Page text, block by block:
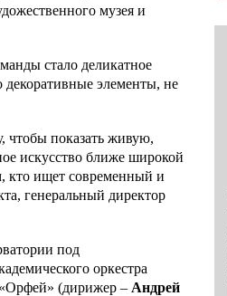
музея и
стало деликатное
декоративные элементы, не
чтобы показать живую,
искусство ближе широкой
кто ищет современный и
генеральный директор
под
оркестра
(дирижер – Андрей